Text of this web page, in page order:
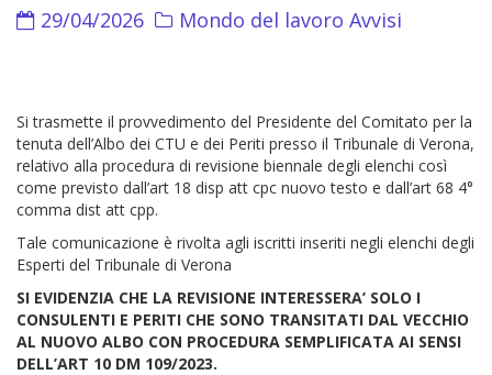
29/04/2026 Mondo del lavoro Avvisi
Si trasmette il provvedimento del Presidente del Comitato per la
tenuta dell’Albo dei CTU e dei Periti presso il Tribunale di Verona,
relativo alla procedura di revisione biennale degli elenchi così
come previsto dall’art 18 disp att cpc nuovo testo e dall’art 68 4°
comma dist att cpp.
Tale comunicazione è rivolta agli iscritti inseriti negli elenchi degli
Esperti del Tribunale di Verona
SI EVIDENZIA CHE LA REVISIONE INTERESSERA’ SOLO I
CONSULENTI E PERITI CHE SONO TRANSITATI DAL VECCHIO
AL NUOVO ALBO CON PROCEDURA SEMPLIFICATA AI SENSI
DELL’ART 10 DM 109/2023.